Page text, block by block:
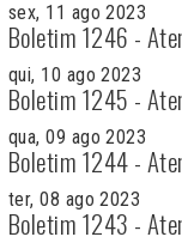
sex, 11 ago 2023
Boletim 1246 -
qui, 10 ago 2023
Boletim 1245 -
qua, 09 ago 2023
Boletim 1244 -
ter, 08 ago 2023
Boletim 1243 -